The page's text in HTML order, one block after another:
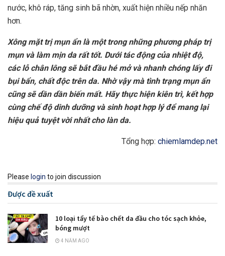
nước, khô ráp, tăng sinh bã nhờn, xuất hiện nhiều nếp nhăn
hơn.
Xông mặt trị mụn ẩn là một trong những phương pháp trị
mụn và làm mịn da rất tốt. Dưới tác động của nhiệt độ,
các lỗ chân lông sẽ bắt đầu hé mở và nhanh chóng lấy đi
bụi bẩn, chất độc trên da. Nhờ vậy mà tình trạng mụn ẩn
cũng sẽ dần dần biến mất. Hãy thực hiện kiên trì, kết hợp
cùng chế độ dinh dưỡng và sinh hoạt hợp lý để mang lại
hiệu quả tuyệt vời nhất cho làn da.
Tổng hợp: chiemlamdep.net
Please login to join discussion
Được đề xuất
10 loại tẩy tế bào chết da đầu cho tóc sạch khỏe,
bóng mượt
4 NĂM AGO